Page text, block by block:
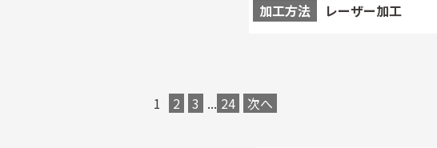
加工方法
レーザー加工
1 2 3 ... 24 次へ